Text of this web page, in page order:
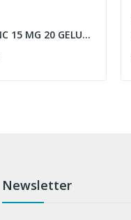
HERBEX ZINC 15 MG 20 GELULES
Newsletter